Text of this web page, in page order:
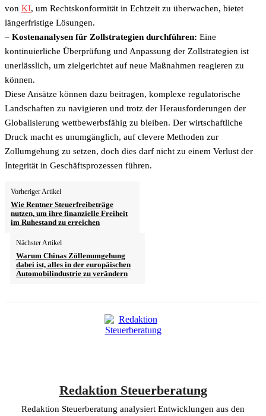
von KI, um Rechtskonformität in Echtzeit zu überwachen, bietet
längerfristige Lösungen.
– Kostenanalysen für Zollstrategien durchführen: Eine
kontinuierliche Überprüfung und Anpassung der Zollstrategien ist
unerlässlich, um zielgerichtet auf neue Maßnahmen reagieren zu
können.
Diese Ansätze können dazu beitragen, komplexe regulatorische
Landschaften zu navigieren und trotz der Herausforderungen der
Globalisierung wettbewerbsfähig zu bleiben. Der wirtschaftliche
Druck macht es unumgänglich, auf clevere Methoden zur
Zollumgehung zu setzen, doch dies darf nicht zu einem Verlust der
Integrität in Geschäftsprozessen führen.
Vorheriger Artikel
Wie Rentner Steuerfreibeträge
nutzen, um ihre finanzielle Freiheit
im Ruhestand zu erreichen
Nächster Artikel
Warum Chinas Zöllenumgehung
dabei ist, alles in der europäischen
Automobilindustrie zu verändern
Redaktion Steuerberatung
Redaktion Steuerberatung analysiert Entwicklungen aus den